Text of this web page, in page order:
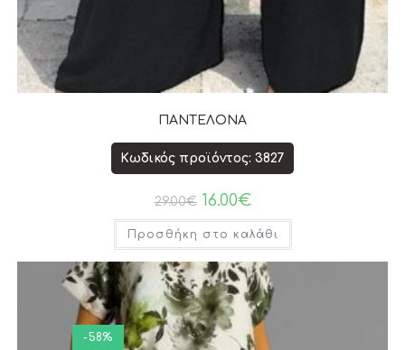
ΠΑΝΤΕΛΟΝΑ
Κωδικός προϊόντος: 3827
29.00€ 16.00€
Προσθήκη στο καλάθι
-58%